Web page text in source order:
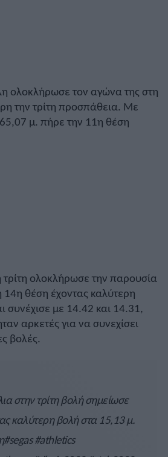
ολοκλήρωσε τον αγώνα της στη
την τρίτη προσπάθεια. Με
μ. πήρε την 11η θέση
τρίτη ολοκλήρωσε την παρουσία
θέση έχοντας καλύτερη
συνέχισε με 14.42 και 14.31,
αρκετές για να συνεχίσει
βολές.
στην τρίτη βολή σημείωσε
καλύτερη βολή στα 15,13 μ.
#segas #athletics